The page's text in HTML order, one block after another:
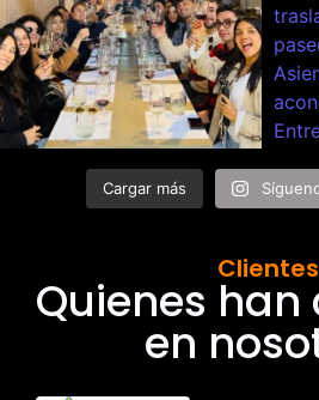
Cargar más
Clientes
Quienes
en